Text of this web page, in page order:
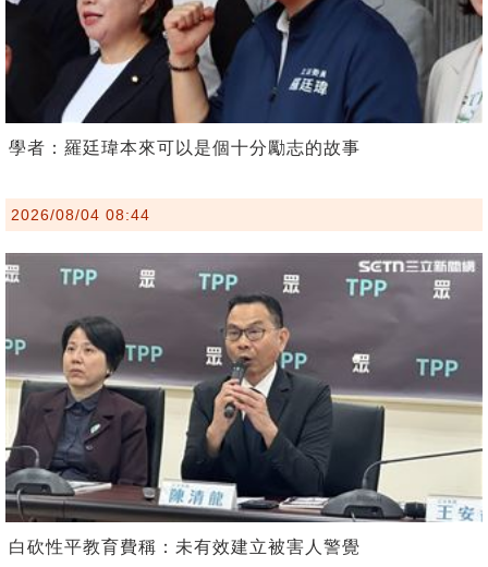
學者：羅廷瑋本來可以是個十分勵志的故事
2026/08/04 08:44
白砍性平教育費稱：未有效建立被害人警覺